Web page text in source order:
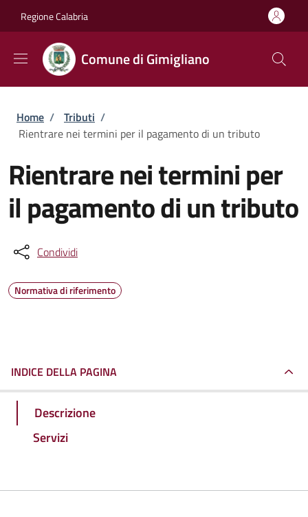
Regione Calabria
Comune di Gimigliano
Briciole di pane
Home / Tributi /
Rientrare nei termini per il pagamento di un tributo
Rientrare nei termini per
il pagamento di un tributo
Condividi
Normativa di riferimento
INDICE DELLA PAGINA
Descrizione
Servizi